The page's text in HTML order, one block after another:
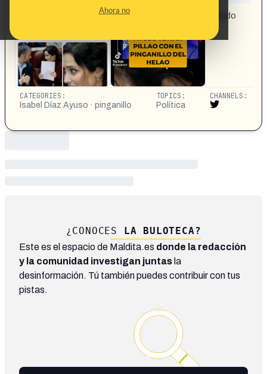
Ahora no
¿Qué tiene Ayuso en la oreja? O los de El País han editado
CATEGORIES:
Isabel Díaz Ayuso · pinganillo
TOPICS:
Política
CHANNELS:
¿CONOCES LA BULOTECA?
Este es el espacio de Maldita.es donde la redacción
y la comunidad investigan juntas la
desinformación. Tú también puedes contribuir con tus
pistas.